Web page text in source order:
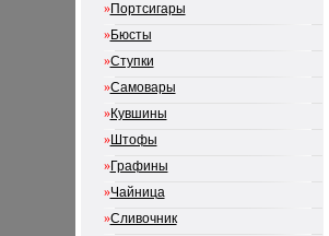
»Портсигары
»Бюсты
»Ступки
»Самовары
»Кувшины
»Штофы
»Графины
»Чайница
»Сливочник